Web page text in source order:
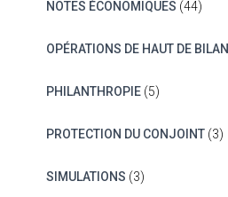
NOTES ÉCONOMIQUES (44)
OPÉRATIONS DE HAUT DE BILAN
PHILANTHROPIE(5)
PROTECTION DU CONJOINT(3)
SIMULATIONS (3)